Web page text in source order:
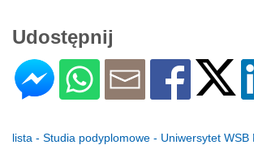
Udostępnij
lista - Studia podyplomowe - Uniwersytet WSB